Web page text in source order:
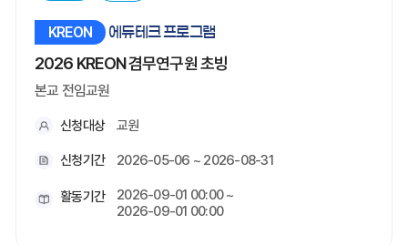
KREON 에듀테크 프로그램
2026 KREON 겸무연구원 초빙
본교 전임교원
신청대상 교원
신청기간 2026-05-06 ~ 2026-08-31
활동기간
2026-09-01 00:00 ~
2026-09-01 00:00